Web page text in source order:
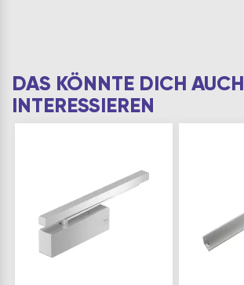
DAS KÖNNTE DICH AUCH
INTERESSIEREN